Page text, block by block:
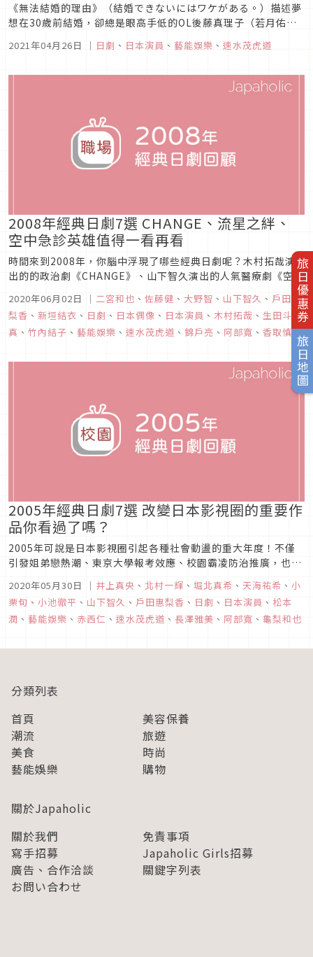
旅日優惠券
旅日地圖
《無法結婚的理由》（結婚できないにはワケがある。）描述夢
想在30歲前結婚，卻總是眼高手低的OL後藤真理子（若月佑美
課長（速水茂虎道 飾）開始交往！高大帥氣、聰明能幹、前途無
2021年04月26日 ｜ 日劇 、 日本演員 、 藝能娛樂 、 速水茂虎道
2008年經典日劇7選 CHANGE、流星之絆、
空中急診英雄值得一看再看
時間來到2008年，你腦中浮現了哪些經典日劇呢？木村拓哉演
出的的政治劇《CHANGE》、山下智久演出的人氣醫療劇《空中
急診英雄》、東野圭吾知名作品改編的《流星之絆》都超經典，
激勵人心、懷抱夢想的高中校園劇《ROOKIES》更是讓人看完
熱血沸騰，一起來看看2008年必看的七部日劇是那些吧！沒有
薔薇的花...
2020年06月02日 ｜ 二宮和也 、 佐藤健 、 大野智 、 山下智久 、 戶田恵
梨香 、 新垣結衣 、 日劇 、 日本偶像 、 日本演員 、 木村拓哉 、 生田斗
真 、 竹內結子 、 藝能娛樂 、 速水茂虎道 、 錦戶亮 、 阿部寬 、 香取慎吾
2005年經典日劇7選 改變日本影視圈的重要作
品你看過了嗎？
2005年可說是日本影視圈引起各種社會動盪的重大年度！不僅
引發姐弟戀熱潮、東京大學報考效應、校園霸凌防治推廣，也出
拍潮。究竟有哪些經典作品有這麼大的影響力呢？繼續看下去就
知道了！《anego 熟女真命苦》圖片來源說到日劇中最經典的
姐弟戀作品，應...
2020年05月30日 ｜ 井上真央 、 北村一輝 、 堀北真希 、 天海祐希 、 小
栗旬 、 小池徹平 、 山下智久 、 戶田惠梨香 、 日劇 、 日本演員 、 松本
潤 、 藝能娛樂 、 赤西仁 、 速水茂虎道 、 長澤雅美 、 阿部寬 、 龜梨和也
分類列表
首頁
美容保養
潮流
旅遊
美食
時尚
藝能娛樂
購物
關於Japaholic
關於我們
免責事項
寫手招募
Japaholic Girls招募
廣告、合作洽談
關鍵字列表
お問い合わせ